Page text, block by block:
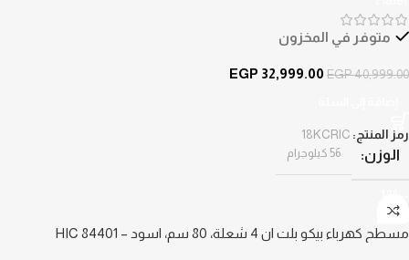
متوفر في المخزون
EGP40,999.00
EGP 32,999.00
رمز المنتج: 18KCRIC
الوزن 56 كيلوجرام
مسطح كهرباء بيكو بلت ان 4 شعلة، 80 سم، اسود – HIC 84401